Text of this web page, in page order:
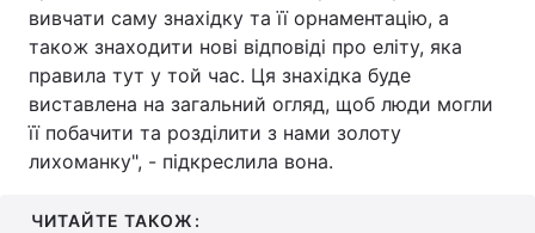
вивчати саму знахідку та її орнаментацію, а
також знаходити нові відповіді про еліту, яка
правила тут у той час. Ця знахідка буде
виставлена на загальний огляд, щоб люди могли
її побачити та розділити з нами золоту
лихоманку", - підкреслила вона.
ЧИТАЙТЕ ТАКОЖ: